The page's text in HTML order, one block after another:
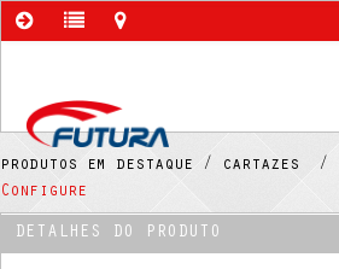
produtos em destaque / cartazes /
Configure
DETALHES DO PRODUTO